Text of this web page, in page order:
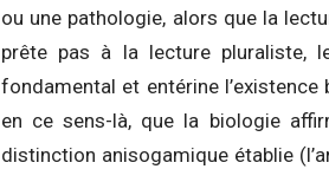
ou une pathologie, alors que la
prête pas à la lecture pluraliste,
fondamental et entérine
en ce sens-là, que la biologie
distinction anisogamique établie